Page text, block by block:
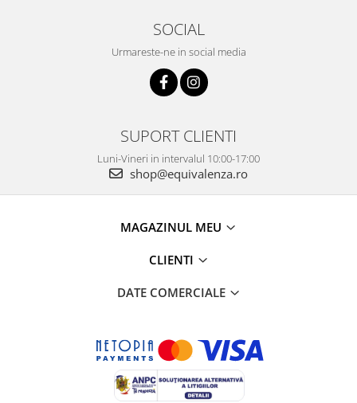
SOCIAL
Urmareste-ne in social media
SUPORT CLIENTI
Luni-Vineri in intervalul 10:00-17:00
shop@equivalenza.ro
MAGAZINUL MEU
CLIENTI
DATE COMERCIALE